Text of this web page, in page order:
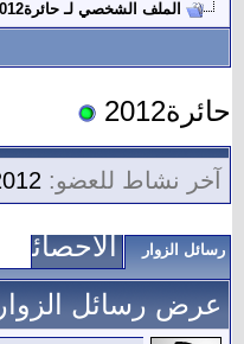
الملف الشخصي لـ حائرة2012
حائرة2012
آخر نشاط للعضو:
رسائل الزوار
الاحصائيات
عرض رسائل الزوار 1